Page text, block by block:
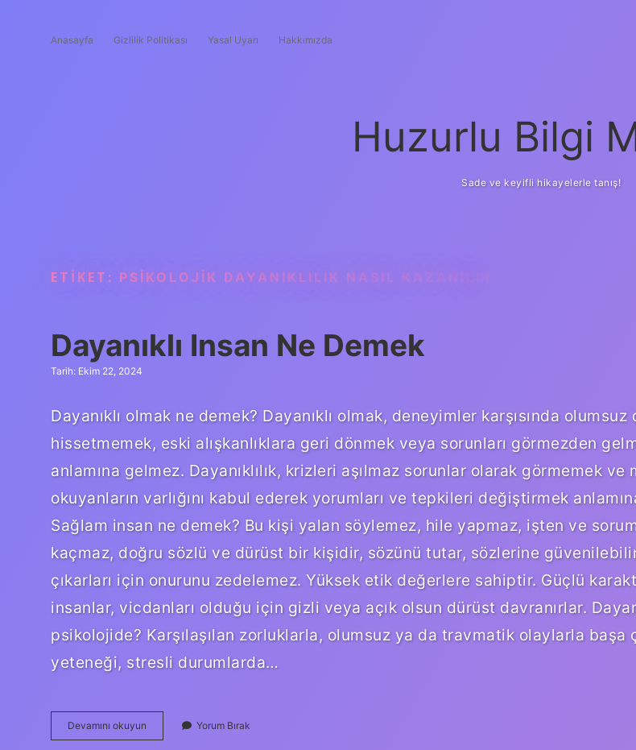
Anasayfa Gizlilik Politikası Yasal Uyarı Hakkımızda
Huzurlu Bilgi
Sade ve keyifli hikayelerle tanış!
ETIKET: PSIKOLOJIK DAYANIKLILIK NASIL KAZANILIR
Dayanıklı Insan Ne Demek
Tarih: Ekim 22, 2024
Dayanıklı olmak ne demek? Dayanıklı olmak, deneyimler karşısında
hissetmemek, eski alışkanlıklara geri dönmek veya sorunları görmezden
anlamına gelmez. Dayanıklılık, krizleri aşılmaz sorunlar olarak görmemek ve
okuyanların varlığını kabul ederek yorumları ve tepkileri değiştirmek
Sağlam insan ne demek? Bu kişi yalan söylemez, hile yapmaz, işten ve
kaçmaz, doğru sözlü ve dürüst bir kişidir, sözünü tutar, sözlerine
çıkarları için onurunu zedelemez. Yüksek etik değerlere sahiptir. Güçlü
insanlar, vicdanları olduğu için gizli veya açık olsun dürüst davranırlar.
psikolojide? Karşılaşılan zorluklarla, olumsuz ya da travmatik olaylarla başa
yeteneği, stresli durumlarda…
Devamını okuyun Dayanıklı
Insan
Yorum Bırak